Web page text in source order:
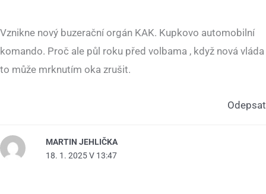
Vznikne nový buzerační orgán KAK. Kupkovo automobilní
komando. Proč ale půl roku před volbama , když nová vláda
to může mrknutím oka zrušit.
Odepsat
MARTIN JEHLIČKA
18. 1. 2025 V 13:47